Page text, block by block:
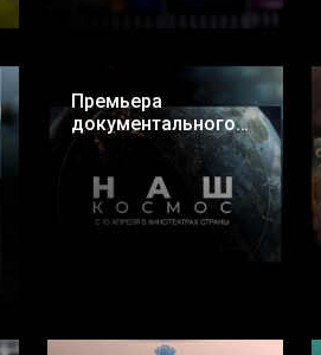
Премьера
документального
фильма «НАШ